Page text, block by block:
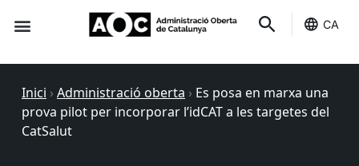
CA
Inici › Administració oberta › Es posa en marxa una
prova pilot per incorporar l’idCAT a les targetes del
CatSalut